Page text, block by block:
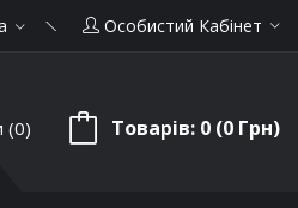
Особистий Кабінет
(0) Товарів: 0 (0 Грн)